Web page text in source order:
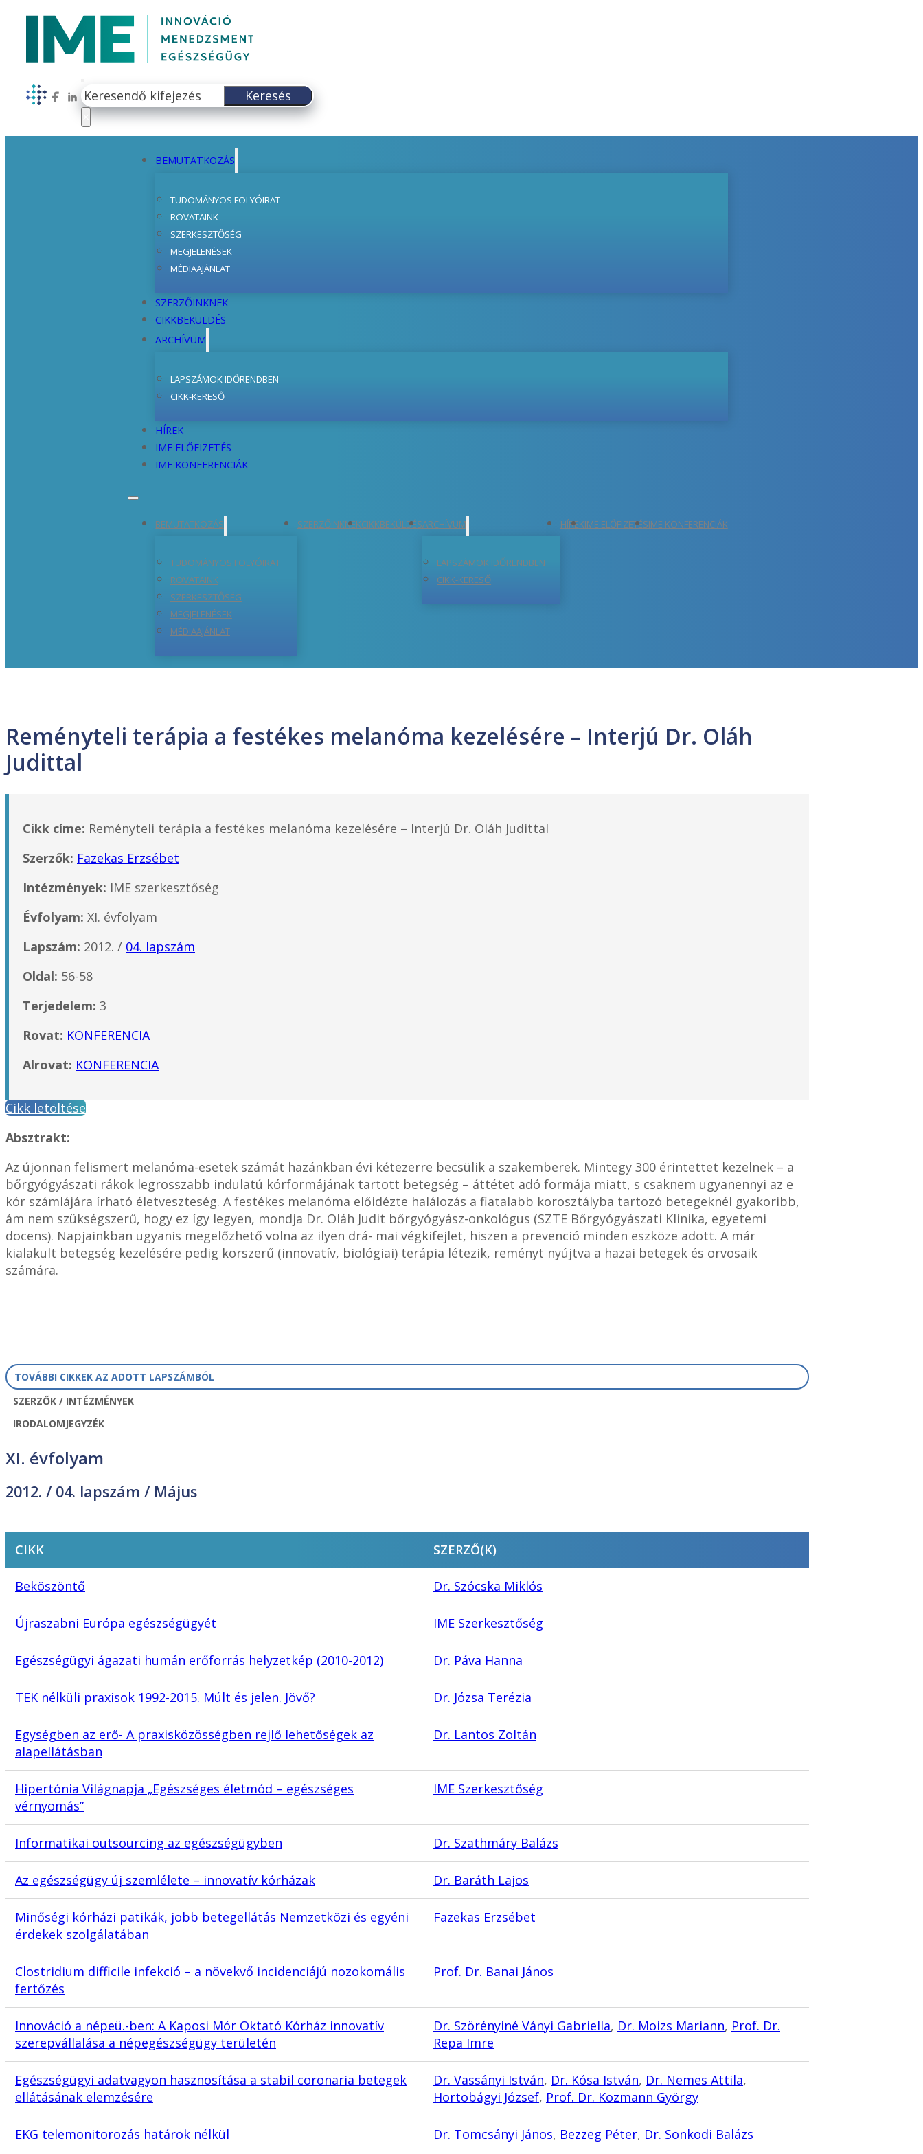
Follow us on Facebook
Follow us on LinkedIn
Keresés
Keresés
BEMUTATKOZÁS
TUDOMÁNYOS FOLYÓIRAT
ROVATAINK
SZERKESZTŐSÉG
MEGJELENÉSEK
MÉDIAAJÁNLAT
SZERZŐINKNEK
CIKKBEKÜLDÉS
ARCHÍVUM
LAPSZÁMOK IDŐRENDBEN
CIKK-KERESŐ
HÍREK
IME ELŐFIZETÉS
IME KONFERENCIÁK
BEMUTATKOZÁS
TUDOMÁNYOS FOLYÓIRAT
ROVATAINK
SZERKESZTŐSÉG
MEGJELENÉSEK
MÉDIAAJÁNLAT
SZERZŐINKNEKCIKKBEKÜLDÉSARCHÍVUM
LAPSZÁMOK IDŐRENDBEN
CIKK-KERESŐ
HÍREKIME ELŐFIZETÉSIME KONFERENCIÁK
Reményteli terápia a festékes melanóma kezelésére – Interjú Dr. Oláh
Judittal
Cikk címe: Reményteli terápia a festékes melanóma kezelésére – Interjú Dr. Oláh Judittal
Szerzők: Fazekas Erzsébet
Intézmények: IME szerkesztőség
Évfolyam: XI. évfolyam
Lapszám: 2012. / 04. lapszám
Oldal: 56-58
Terjedelem: 3
Rovat: KONFERENCIA
Alrovat: KONFERENCIA
Cikk letöltése
Absztrakt:
Az újonnan felismert melanóma-esetek számát hazánkban évi kétezerre becsülik a szakemberek. Mintegy 300 érintettet kezelnek – a
bőrgyógyászati rákok legrosszabb indulatú kórformájának tartott betegség – áttétet adó formája miatt, s csaknem ugyanennyi az e
kór számlájára írható életveszteség. A festékes melanóma előidézte halálozás a fiatalabb korosztályba tartozó betegeknél gyakoribb,
ám nem szükségszerű, hogy ez így legyen, mondja Dr. Oláh Judit bőrgyógyász-onkológus (SZTE Bőrgyógyászati Klinika, egyetemi
docens). Napjainkban ugyanis megelőzhető volna az ilyen drá- mai végkifejlet, hiszen a prevenció minden eszköze adott. A már
kialakult betegség kezelésére pedig korszerű (innovatív, biológiai) terápia létezik, reményt nyújtva a hazai betegek és orvosaik
számára.
TOVÁBBI CIKKEK AZ ADOTT LAPSZÁMBÓL
SZERZŐK / INTÉZMÉNYEK
IRODALOMJEGYZÉK
XI. évfolyam
2012. / 04. lapszám / Május
CIKK SZERZŐ(K)
Beköszöntő Dr. Szócska Miklós
Újraszabni Európa egészségügyét IME Szerkesztőség
Egészségügyi ágazati humán erőforrás helyzetkép (2010-2012) Dr. Páva Hanna
TEK nélküli praxisok 1992-2015. Múlt és jelen. Jövő? Dr. Józsa Terézia
Egységben az erő- A praxisközösségben rejlő lehetőségek az
alapellátásban
Dr. Lantos Zoltán
Hipertónia Világnapja „Egészséges életmód – egészséges
vérnyomás”
IME Szerkesztőség
Informatikai outsourcing az egészségügyben Dr. Szathmáry Balázs
Az egészségügy új szemlélete – innovatív kórházak Dr. Baráth Lajos
Minőségi kórházi patikák, jobb betegellátás Nemzetközi és egyéni
érdekek szolgálatában
Fazekas Erzsébet
Clostridium difficile infekció – a növekvő incidenciájú nozokomális
fertőzés
Prof. Dr. Banai János
Innováció a népeü.-ben: A Kaposi Mór Oktató Kórház innovatív
szerepvállalása a népegészségügy területén
Dr. Szörényiné Ványi Gabriella, Dr. Moizs Mariann, Prof. Dr.
Repa Imre
Egészségügyi adatvagyon hasznosítása a stabil coronaria betegek
ellátásának elemzésére
Dr. Vassányi István, Dr. Kósa István, Dr. Nemes Attila,
Hortobágyi József, Prof. Dr. Kozmann György
EKG telemonitorozás határok nélkül Dr. Tomcsányi János, Bezzeg Péter, Dr. Sonkodi Balázs